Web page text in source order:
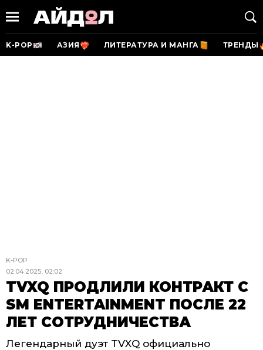
K-POP АЗИЯ ЛИТЕРАТУРА И МАНГА ТРЕНДЫ
K-POP
02.04.2025, 02:02
TVXQ ПРОДЛИЛИ КОНТРАКТ С
SM ENTERTAINMENT ПОСЛЕ 22
ЛЕТ СОТРУДНИЧЕСТВА
Легендарный дуэт TVXQ официально